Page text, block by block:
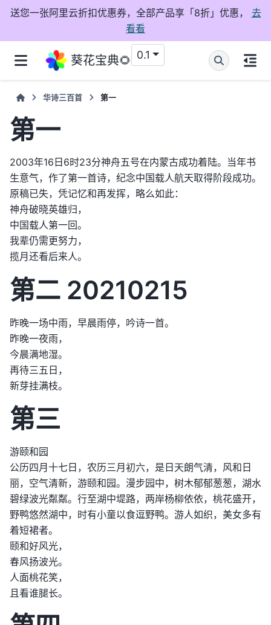
送您一张阿里云折扣优惠券，全部产品享「8折」优惠， 去
看看
葵花宝典🌻 0.1
华诗三百首 第一
第一
2003年16日6时23分神舟五号在内蒙古成功着陆。当年书
生意气，作了第一首诗，纪念中国载人航天取得阶段成功。
原稿已失，凭记忆和再发挥，略么如此：
神舟破晓英雄归，
中国载人第一回。
我辈仍需更努力，
揽月还看后来人。
第二 20210215
昨晚一场中雨，早晨雨停，吟诗一首。
昨晚一夜雨，
今晨满地湿。
再待三五日，
新芽挂满枝。
第三
游颐和园
公历四月十七日，农历三月初六，是日天朗气清，风和日
丽，空气清新，游颐和园。漫步园中，树木郁郁葱葱，湖水
碧绿波光粼粼。行至湖中堤路，两岸杨柳依依，桃花盛开，
野鸭悠然湖中，时有小童以食逗野鸭。游人如织，美女多有
着短裙者。
颐和好风光，
春风扬波光。
人面桃花笑，
且看谁腿长。